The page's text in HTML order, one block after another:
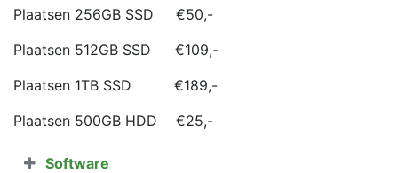
Plaatsen 256GB SSD
​€50,-
Plaatsen 512GB SSD
​€109,-
Plaatsen 1TB SSD
​€189,-
​Plaatsen 500GB HDD
​€25,-
Software